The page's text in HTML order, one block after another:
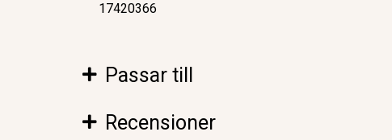
17420366
Passar till
Recensioner